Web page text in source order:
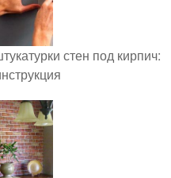
стен под кирпич: